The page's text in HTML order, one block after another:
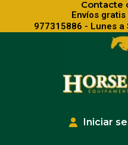
Contacte
Envíos
977315886 - Lunes
Iniciar